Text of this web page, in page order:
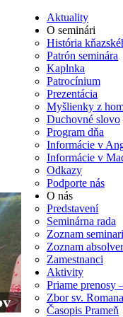
Aktuality
O seminári
História
Patrón seminára
Kaplnka
Patrocínium
Prezentácia
Myšlienky z
Duchovné slovo
Program dňa
Informácie v
Informácie v
Odkazy
Podporte nás
O nás
Predstavení
Seminárna rada
Zoznam
Zoznam
Zamestnanci
Aktivity
Priame prenosy
Zbor sv.
Časopis Prameň